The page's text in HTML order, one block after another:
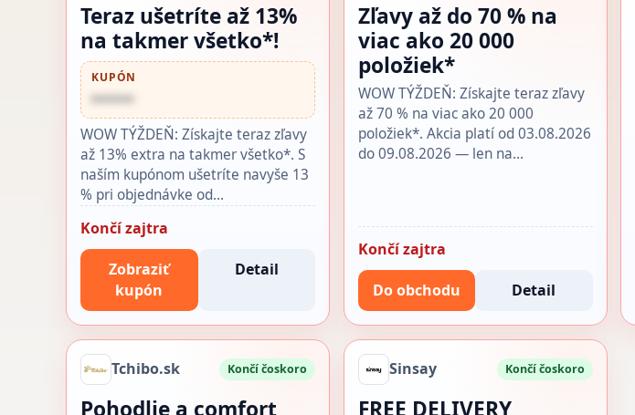
Teraz ušetríte až 13%
na takmer všetko*!
KUPÓN
••••••
WOW TÝŽDEŇ: Získajte teraz zľavy
až 13% extra na takmer všetko*. S
naším kupónom ušetríte navyše 13
% pri objednávke od…
Končí zajtra
Zobraziť
kupón
Detail
Zľavy až do 70 % na
viac ako 20 000
položiek*
WOW TÝŽDEŇ: Získajte teraz zľavy
až 70 % na viac ako 20 000
položiek*. Akcia platí od 03.08.2026
do 09.08.2026 — len na…
Končí zajtra
Do obchodu Detail
Tchibo.sk Končí čoskoro
Pohodlie a comfort
Sinsay Končí čoskoro
FREE DELIVERY